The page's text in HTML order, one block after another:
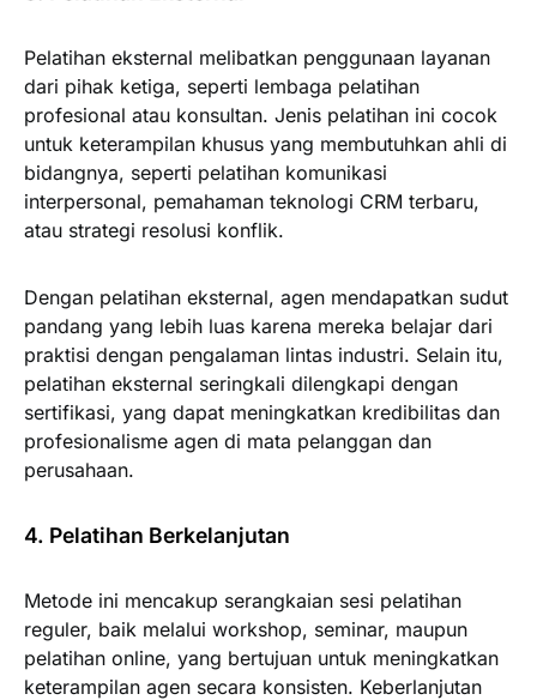
Pelatihan eksternal melibatkan penggunaan layanan
dari pihak ketiga, seperti lembaga pelatihan
profesional atau konsultan. Jenis pelatihan ini cocok
untuk keterampilan khusus yang membutuhkan ahli di
bidangnya, seperti pelatihan komunikasi
interpersonal, pemahaman teknologi CRM terbaru,
atau strategi resolusi konflik.
Dengan pelatihan eksternal, agen mendapatkan sudut
pandang yang lebih luas karena mereka belajar dari
praktisi dengan pengalaman lintas industri. Selain itu,
pelatihan eksternal seringkali dilengkapi dengan
sertifikasi, yang dapat meningkatkan kredibilitas dan
profesionalisme agen di mata pelanggan dan
perusahaan.
4. Pelatihan Berkelanjutan
Metode ini mencakup serangkaian sesi pelatihan
reguler, baik melalui workshop, seminar, maupun
pelatihan online, yang bertujuan untuk meningkatkan
keterampilan agen secara konsisten. Keberlanjutan